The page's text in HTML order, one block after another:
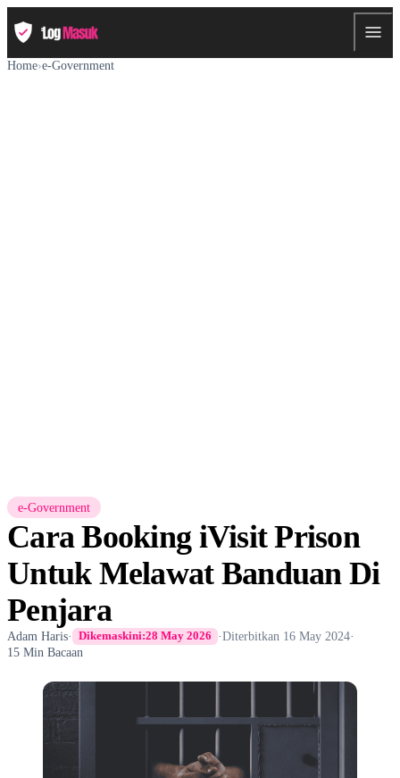
Home›e-Government
e-Government
Cara Booking iVisit Prison
Untuk Melawat Banduan Di
Penjara
Adam Haris· Dikemaskini:28 May 2026 ·Diterbitkan 16 May 2024·
15 Min Bacaan